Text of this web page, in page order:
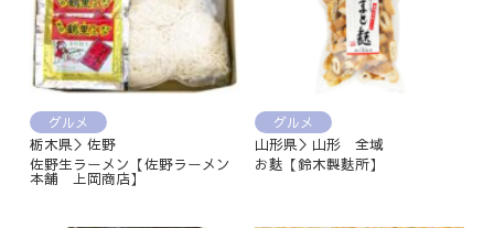
グルメ
栃木県＞佐野
佐野生ラーメン【佐野ラーメン
本舗 上岡商店】
グルメ
山形県＞山形 全域
お麩【鈴木製麩所】